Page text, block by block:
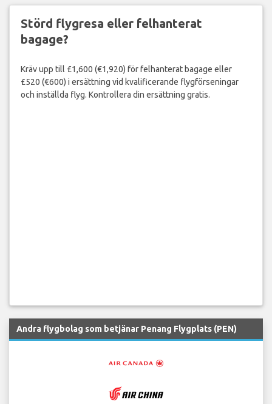
Störd flygresa eller felhanterat
bagage?
Kräv upp till £1,600 (€1,920) för felhanterat bagage eller
£520 (€600) i ersättning vid kvalificerande flygförseningar
och inställda flyg. Kontrollera din ersättning gratis.
Andra flygbolag som betjänar Penang Flygplats (PEN)